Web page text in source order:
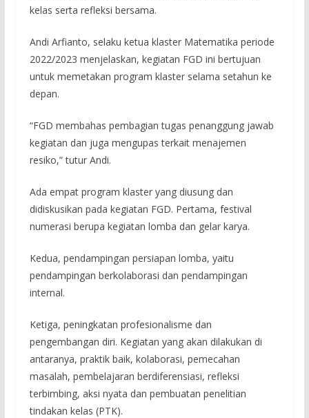
kelas serta refleksi bersama.
Andi Arfianto, selaku ketua klaster Matematika periode
2022/2023 menjelaskan, kegiatan FGD ini bertujuan
untuk memetakan program klaster selama setahun ke
depan.
“FGD membahas pembagian tugas penanggung jawab
kegiatan dan juga mengupas terkait menajemen
resiko,” tutur Andi.
Ada empat program klaster yang diusung dan
didiskusikan pada kegiatan FGD. Pertama, festival
numerasi berupa kegiatan lomba dan gelar karya.
Kedua, pendampingan persiapan lomba, yaitu
pendampingan berkolaborasi dan pendampingan
internal.
Ketiga, peningkatan profesionalisme dan
pengembangan diri. Kegiatan yang akan dilakukan di
antaranya, praktik baik, kolaborasi, pemecahan
masalah, pembelajaran berdiferensiasi, refleksi
terbimbing, aksi nyata dan pembuatan penelitian
tindakan kelas (PTK).